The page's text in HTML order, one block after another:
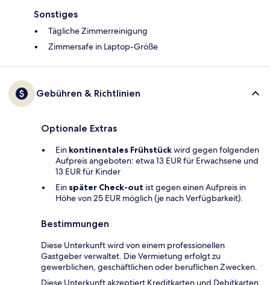
Sonstiges
Tägliche Zimmerreinigung
Zimmersafe in Laptop-Größe
Gebühren & Richtlinien
Optionale Extras
Ein kontinentales Frühstückwird gegen folgenden
Aufpreis angeboten: etwa 13 EUR für Erwachsene und
13 EUR für Kinder
Ein später Check-out ist gegen einen Aufpreis in
Höhe von 25 EUR möglich (je nach Verfügbarkeit).
Bestimmungen
Diese Unterkunft wird von einem professionellen
Gastgeber verwaltet. Die Vermietung erfolgt zu
gewerblichen, geschäftlichen oder beruflichen Zwecken.
Diese Unterkunft akzeptiert Kreditkarten und Debitkarten.